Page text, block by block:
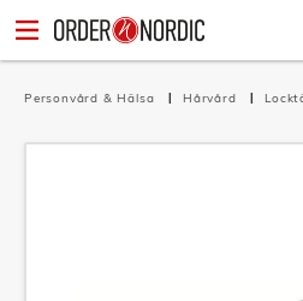
Personvård & Hälsa Hårvård